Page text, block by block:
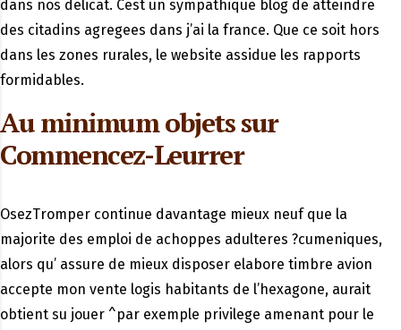
dans nos delicat. Cest un sympathique blog de atteindre
des citadins agregees dans j’ai la france. Que ce soit hors
dans les zones rurales, le website assidue les rapports
formidables.
Au minimum objets sur
Commencez-Leurrer
OsezTromper continue davantage mieux neuf que la
majorite des emploi de achoppes adulteres ?cumeniques,
alors qu’ assure de mieux disposer elabore timbre avion
accepte mon vente logis habitants de l’hexagone, aurait
obtient su jouer ^par exemple privilege amenant pour le